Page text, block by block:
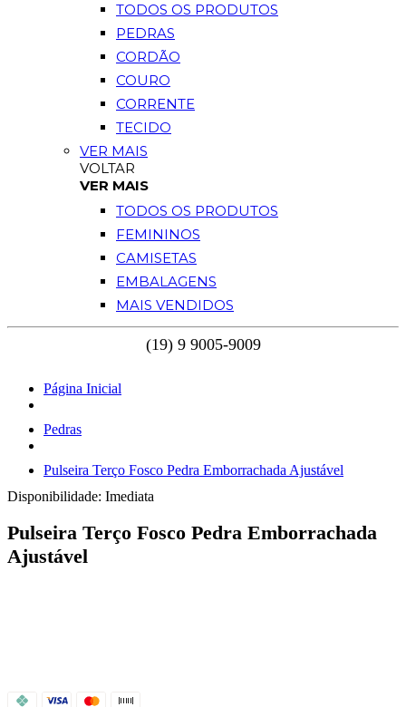
TODOS OS PRODUTOS
PEDRAS
CORDÃO
COURO
CORRENTE
TECIDO
VER MAIS
VOLTAR
VER MAIS
TODOS OS PRODUTOS
FEMININOS
CAMISETAS
EMBALAGENS
MAIS VENDIDOS
Página Inicial
Pedras
Pulseira Terço Fosco Pedra Emborrachada Ajustável
Disponibilidade: Imediata
Pulseira Terço Fosco Pedra Emborrachada
Ajustável